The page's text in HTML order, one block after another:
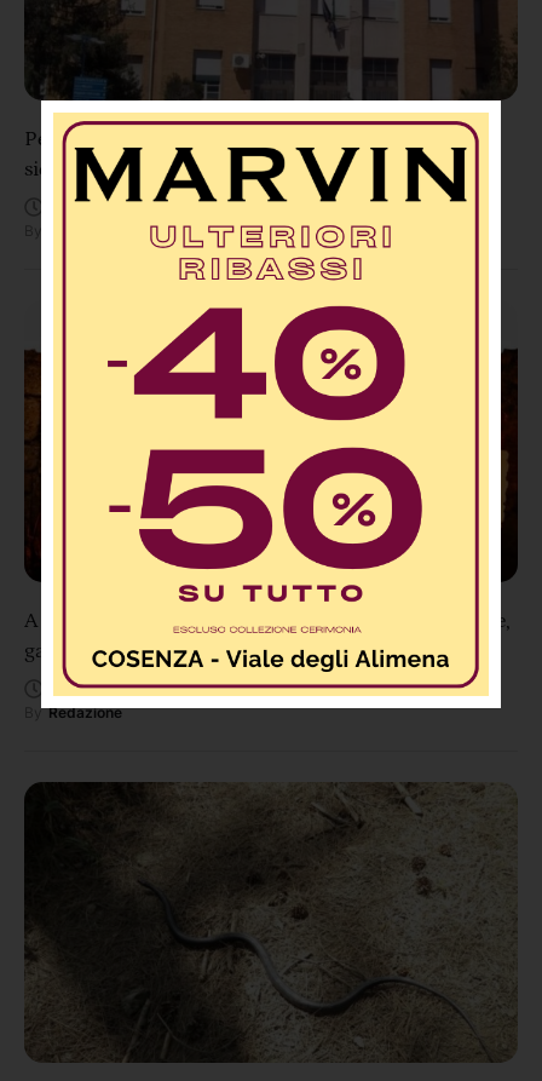
Pestaggio choc nella notte a Sangineto: addetto alla
sicurezza ridotto in fin di vita, indaga la Procura
Agosto 10, 12:08 AM
A Serra d’Aiello oggi torna “Forni Aperti”: tradizione,
gastronomia, musica e spettacoli
Agosto 9, 11:23 AM
By Redazione